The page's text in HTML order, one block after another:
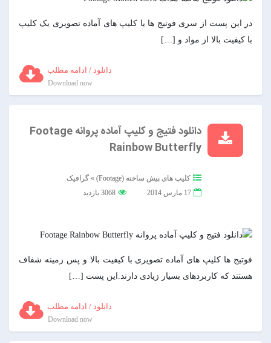
در این پست از سری فوتیج ها یا کلیپ های آماده تصویری یک کلیپ
با کیفیت بالا از مواد و […]
دانلود / ادامه مطلب
Download now
دانلود فتیج و کلیپ آماده پروانه Footage
Rainbow Butterfly
کلیپ های پیش ساخته (Footage) »گرافیک
17 مارس 2014
3068 بازدید
فوتیج ها کلیپ های آماده تصویری با کیفیت بالا و پس زمینه شفاف
هستند که کاربردهای بسیار زیادی دارند.این پست […]
دانلود / ادامه مطلب
Download now